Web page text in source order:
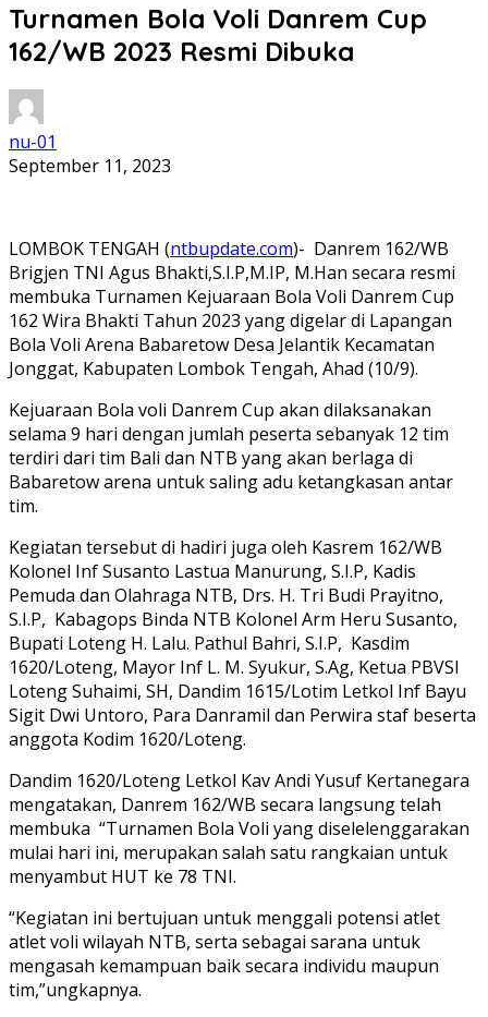
Turnamen Bola Voli Danrem Cup
162/WB 2023 Resmi Dibuka
nu-01
September 11, 2023
LOMBOK TENGAH (ntbupdate.com)- Danrem 162/WB
Brigjen TNI Agus Bhakti,S.I.P,M.IP, M.Han secara resmi
membuka Turnamen Kejuaraan Bola Voli Danrem Cup
162 Wira Bhakti Tahun 2023 yang digelar di Lapangan
Bola Voli Arena Babaretow Desa Jelantik Kecamatan
Jonggat, Kabupaten Lombok Tengah, Ahad (10/9).
Kejuaraan Bola voli Danrem Cup akan dilaksanakan
selama 9 hari dengan jumlah peserta sebanyak 12 tim
terdiri dari tim Bali dan NTB yang akan berlaga di
Babaretow arena untuk saling adu ketangkasan antar
tim.
Kegiatan tersebut di hadiri juga oleh Kasrem 162/WB
Kolonel Inf Susanto Lastua Manurung, S.I.P, Kadis
Pemuda dan Olahraga NTB, Drs. H. Tri Budi Prayitno,
S.I.P, Kabagops Binda NTB Kolonel Arm Heru Susanto,
Bupati Loteng H. Lalu. Pathul Bahri, S.I.P, Kasdim
1620/Loteng, Mayor Inf L. M. Syukur, S.Ag, Ketua PBVSI
Loteng Suhaimi, SH, Dandim 1615/Lotim Letkol Inf Bayu
Sigit Dwi Untoro, Para Danramil dan Perwira staf beserta
anggota Kodim 1620/Loteng.
Dandim 1620/Loteng Letkol Kav Andi Yusuf Kertanegara
mengatakan, Danrem 162/WB secara langsung telah
membuka “Turnamen Bola Voli yang diselelenggarakan
mulai hari ini, merupakan salah satu rangkaian untuk
menyambut HUT ke 78 TNI.
“Kegiatan ini bertujuan untuk menggali potensi atlet
atlet voli wilayah NTB, serta sebagai sarana untuk
mengasah kemampuan baik secara individu maupun
tim,”ungkapnya.